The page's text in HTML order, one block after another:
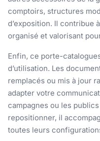
comptoirs, structures
d’exposition. Il contribue
organisé et valorisant
Enfin, ce porte-
d’utilisation. Les
remplacés ou mis à jour
adapter votre
campagnes ou les
repositionner, il
toutes leurs